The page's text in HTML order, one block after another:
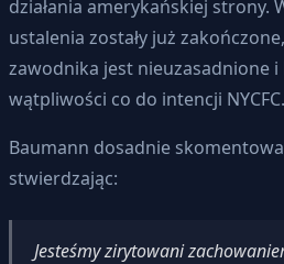
działania amerykańskiej strony.
ustalenia zostały już
zawodnika jest nieuzasadnione
wątpliwości co do intencji NYCFC.
Baumann dosadnie
stwierdzając:
Jesteśmy zirytowani